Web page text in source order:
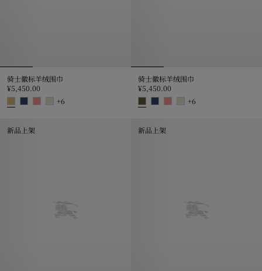
骑士徽标羊绒围巾
¥5,450.00
+6
骑士徽标羊绒围巾
¥5,450.00
+6
新品上架 新品上架